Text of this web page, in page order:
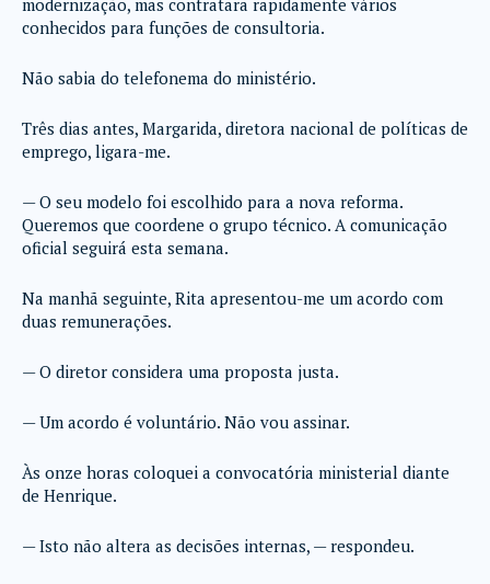
modernização, mas contratara rapidamente vários
conhecidos para funções de consultoria.
Não sabia do telefonema do ministério.
Três dias antes, Margarida, diretora nacional de políticas de
emprego, ligara-me.
— O seu modelo foi escolhido para a nova reforma.
Queremos que coordene o grupo técnico. A comunicação
oficial seguirá esta semana.
Na manhã seguinte, Rita apresentou-me um acordo com
duas remunerações.
— O diretor considera uma proposta justa.
— Um acordo é voluntário. Não vou assinar.
Às onze horas coloquei a convocatória ministerial diante
de Henrique.
— Isto não altera as decisões internas, — respondeu.